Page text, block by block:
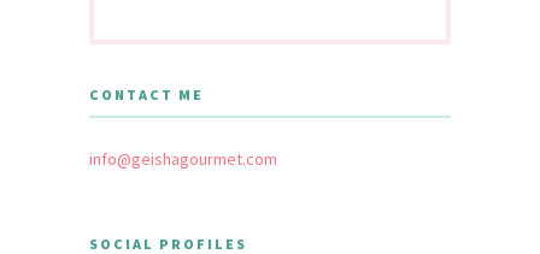
CONTACT ME
info@geishagourmet.com
SOCIAL PROFILES